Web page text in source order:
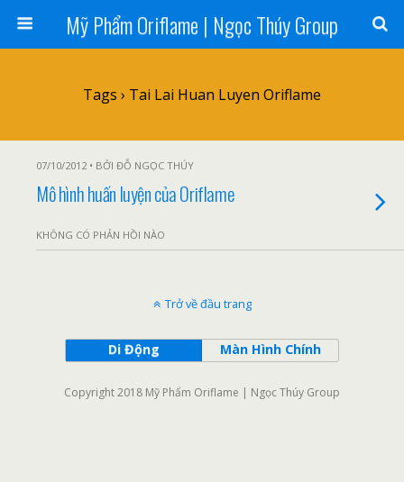
Mỹ Phẩm Oriflame | Ngọc Thúy Group
Tags › Tai Lai Huan Luyen Oriflame
07/10/2012 • BỞI ĐỖ NGỌC THÚY
Mô hình huấn luyện của Oriflame
KHÔNG CÓ PHẢN HỒI NÀO
Trở về đầu trang
Di Động Màn Hình Chính
Copyright 2018 Mỹ Phẩm Oriflame | Ngọc Thúy Group